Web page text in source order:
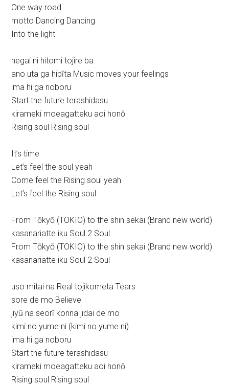
One way road
motto Dancing Dancing
Into the light
negai ni hitomi tojire ba
ano uta ga hibīta Music moves your feelings
ima hi ga noboru
Start the future terashidasu
kirameki moeagatteku aoi honō
Rising soul Rising soul
It’s time
Let’s feel the soul yeah
Come feel the Rising soul yeah
Let’s feel the Rising soul
From Tōkyō (TOKIO) to the shin sekai (Brand new world)
kasanariatte iku Soul 2 Soul
From Tōkyō (TOKIO) to the shin sekai (Brand new world)
kasanariatte iku Soul 2 Soul
uso mitai na Real tojikometa Tears
sore de mo Believe
jiyū na seorī konna jidai de mo
kimi no yume ni (kimi no yume ni)
ima hi ga noboru
Start the future terashidasu
kirameki moeagatteku aoi honō
Rising soul Rising soul